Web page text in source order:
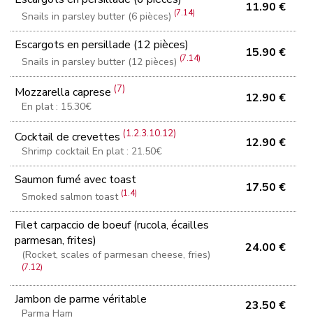
Snails in parsley butter (6 pièces) (7.14) 11.90 €
Escargots en persillade (12 pièces)
Snails in parsley butter (12 pièces) (7.14) 15.90 €
Mozzarella caprese(7)
En plat : 15.30€
12.90 €
Cocktail de crevettes(1.2.3.10.12)
Shrimp cocktail En plat : 21.50€
12.90 €
Saumon fumé avec toast
Smoked salmon toast (1.4) 17.50 €
Filet carpaccio de boeuf (rucola, écailles
parmesan, frites)
(Rocket, scales of parmesan cheese, fries)
(7.12)
24.00 €
Jambon de parme véritable
Parma Ham
23.50 €